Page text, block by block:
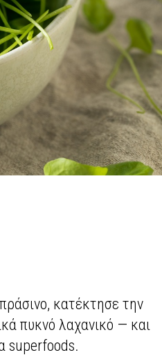
κατέκτησε την
πυκνό λαχανικό — και
superfoods.